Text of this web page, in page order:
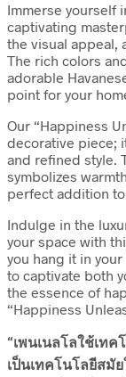
Immerse yourself
captivating
the visual appeal,
The rich colors
adorable
point for your
Our “Happiness
decorative piece;
and refined style.
symbolizes
perfect addition
Indulge in the
your space with
you hang it in
to captivate both
the essence of
“Happiness
“เพนเนลโลใช้เท
เป็นเทคโนโลยีสมั